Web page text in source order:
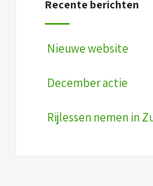
Recente berichten
Nieuwe website
December actie
Rijlessen nemen in